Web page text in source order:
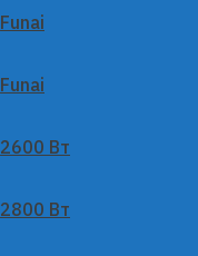
Funai
Funai
2600 Вт
2800 Вт